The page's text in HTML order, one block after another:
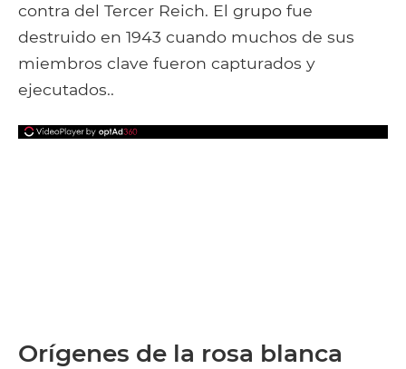
contra del Tercer Reich. El grupo fue
destruido en 1943 cuando muchos de sus
miembros clave fueron capturados y
ejecutados..
Orígenes de la rosa blanca